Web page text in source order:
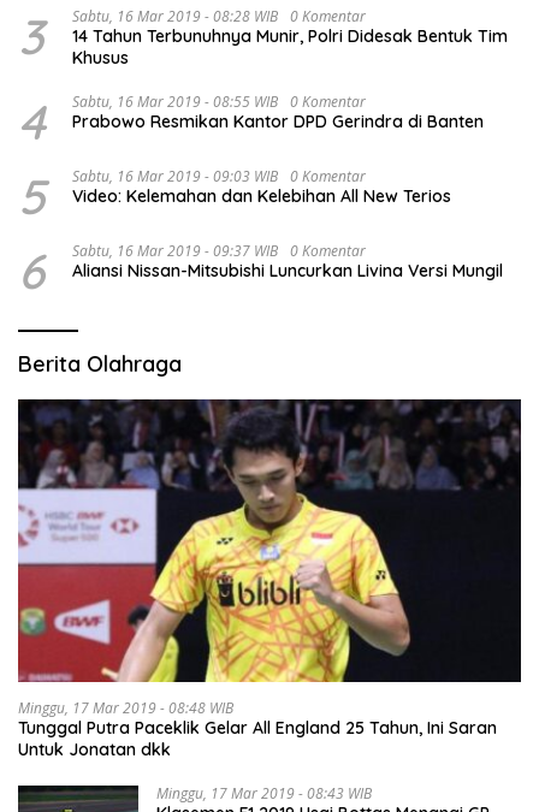
3 Sabtu, 16 Mar 2019 - 08:28 WIB 0 Komentar
14 Tahun Terbunuhnya Munir, Polri Didesak Bentuk Tim
Khusus
4 Sabtu, 16 Mar 2019 - 08:55 WIB 0 Komentar
Prabowo Resmikan Kantor DPD Gerindra di Banten
5 Sabtu, 16 Mar 2019 - 09:03 WIB 0 Komentar
Video: Kelemahan dan Kelebihan All New Terios
6 Sabtu, 16 Mar 2019 - 09:37 WIB 0 Komentar
Aliansi Nissan-Mitsubishi Luncurkan Livina Versi Mungil
Berita Olahraga
Minggu, 17 Mar 2019 - 08:48 WIB
Tunggal Putra Paceklik Gelar All England 25 Tahun, Ini Saran
Untuk Jonatan dkk
Minggu, 17 Mar 2019 - 08:43 WIB